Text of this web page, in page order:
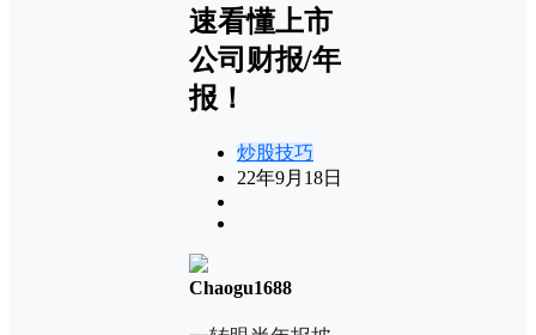
速看懂上市
公司财报/年
报！
炒股技巧
22年9月18日
Chaogu1688